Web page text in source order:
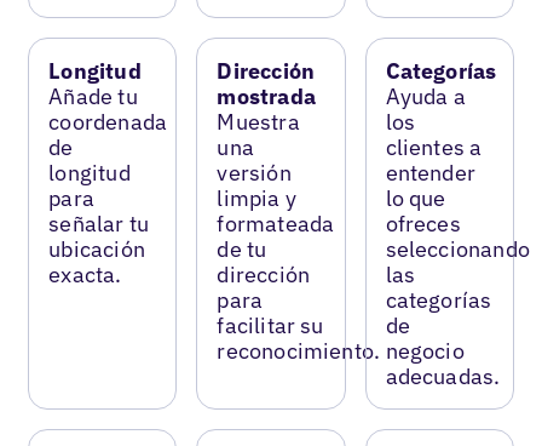
Longitud
Añade tu
coordenada
de
longitud
para
señalar tu
ubicación
exacta.
Dirección
mostrada
Muestra
una
versión
limpia y
formateada
de tu
dirección
para
facilitar su
reconocimiento.
Categorías
Ayuda a
los
clientes a
entender
lo que
ofreces
seleccionando
las
categorías
de
negocio
adecuadas.